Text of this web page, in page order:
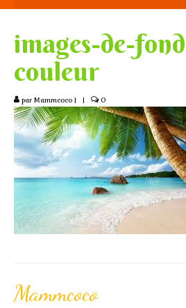
Mamm’ Coco
Créations
Traiteur
Marchés
Contact
images-de-
couleur
parMammcoco| | 0
Mammcoco